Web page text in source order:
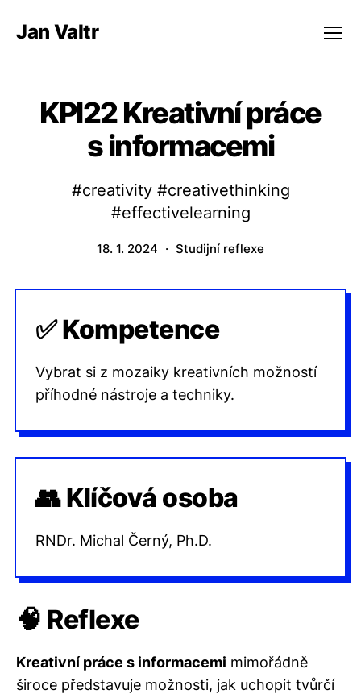
Jan Valtr
KPI22 Kreativní práce
s informacemi
#creativity #creativethinking
#effectivelearning
18. 1. 2024 Studijní reflexe
✅ Kompetence
Vybrat si z mozaiky kreativních možností
příhodné nástroje a techniky.
👥 Klíčová osoba
RNDr. Michal Černý, Ph.D.
🧠 Reflexe
Kreativní práce s informacemi mimořádně
široce představuje možnosti, jak uchopit tvůrčí